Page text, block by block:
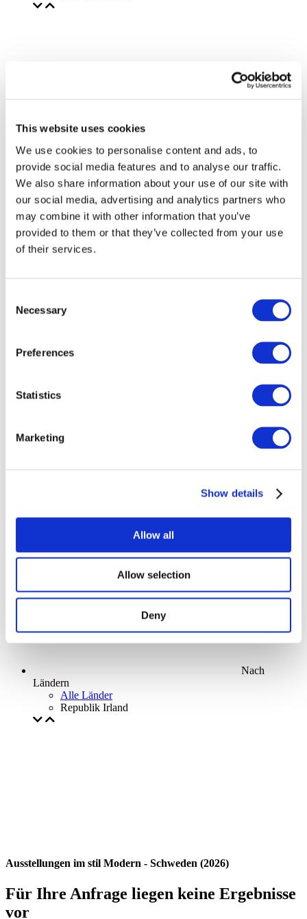
This website uses cookies
We use cookies to personalise content and ads, to
provide social media features and to analyse our traffic.
We also share information about your use of our site with
our social media, advertising and analytics partners who
may combine it with other information that you’ve
provided to them or that they’ve collected from your use
of their services.
Selection
Necessary
Preferences
Statistics
Marketing
Show details
Allow all
Allow selection
Deny
Ohne Subgenre
Anwenden
Nach
Ländern
Alle Länder
Republik Irland
Ausstellungen im stil Modern - Schweden (2026)
Für Ihre Anfrage liegen keine Ergebnisse
vor